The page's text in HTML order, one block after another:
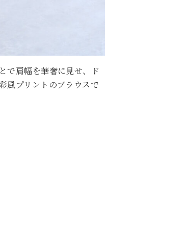
で肩幅を華奢に見せ、ド
風プリントのブラウスで